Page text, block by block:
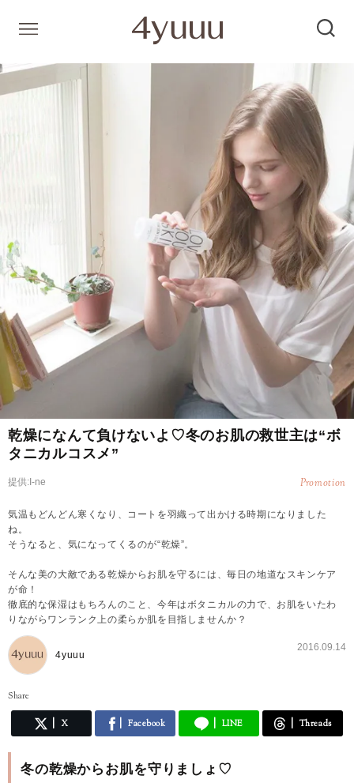
乾燥になんて負けないよ♡冬のお肌の救世主は“ボ
タニカルコスメ”
提供:I-ne Promotion
気温もどんどん寒くなり、コートを羽織って出かける時期になりました
ね。
そうなると、気になってくるのが“乾燥”。
そんな美の大敵である乾燥からお肌を守るには、毎日の地道なスキンケア
が命！
徹底的な保湿はもちろんのこと、今年はボタニカルの力で、お肌をいたわ
りながらワンランク上の柔らか肌を目指しませんか？
4yuuu
2016.09.14
Share
X Facebook LINE Threads
冬の乾燥からお肌を守りましょ♡